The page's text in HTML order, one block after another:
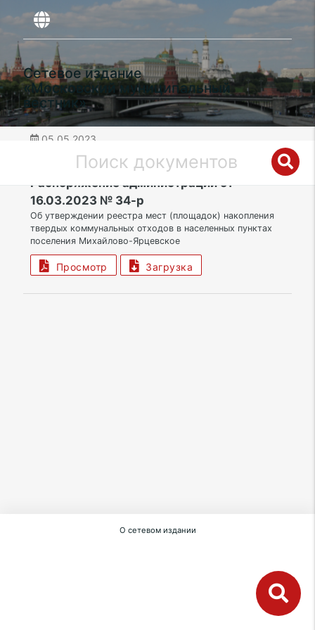
Сетевое издание
«Московский муниципальный
вестник»
05.05.2023
ТАО | Поселение Михайлово-Ярцевское
Распоряжение администрации от
16.03.2023 № 34-р
Об утверждении реестра мест (площадок) накопления
твердых коммунальных отходов в населенных пунктах
поселения Михайлово-Ярцевское
Просмотр Загрузка
О сетевом издании